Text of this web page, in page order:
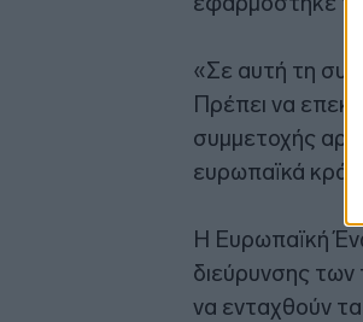
«Σε αυτή τη
Πρέπει να
συμμετοχής
ευρωπαϊκά
Η Ευρωπαϊκή
διεύρυνσης των
να ενταχθούν